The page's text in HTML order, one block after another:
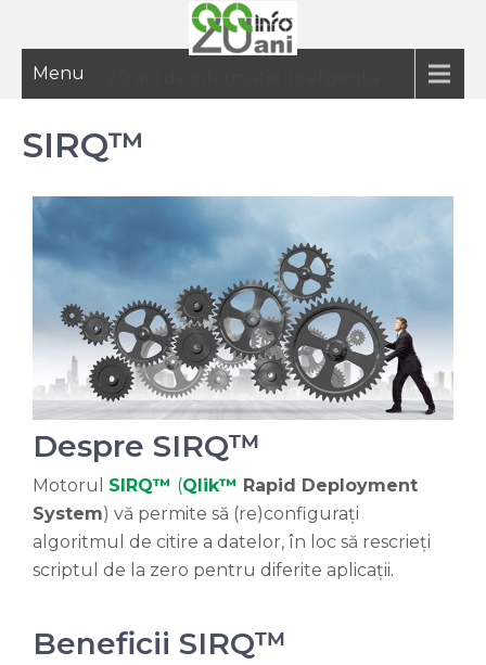
Menu
SIRQ™
Despre SIRQ™
Motorul SIRQ™ (Qlik™ Rapid Deployment
System) vă permite să (re)configurați
algoritmul de citire a datelor, în loc să rescrieți
scriptul de la zero pentru diferite aplicații.
Beneficii SIRQ™